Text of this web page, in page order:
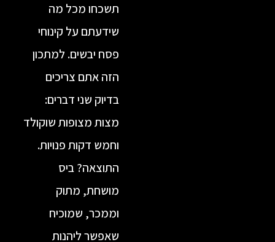
תשכחו מכל מה
שידעתם על קינוחי
פסח יבשים. למתכון
הזה אתם צריכים
בדיוק שני דברים:
מצות מצופות שוקולד
וחמש דקות פנויות.
התוצאה? ביס
מושחת, מתוק
וממכר, שמוכיח
שאפשר ליהנות